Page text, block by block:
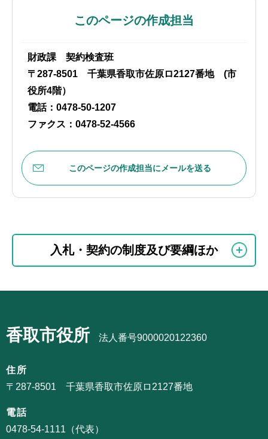
このページの作成担当
財政課 契約検査班
〒287-8501 千葉県香取市佐原ロ2127番地 (市
役所4階）
電話：0478-50-1207
ファクス：0478-52-4566
このページの作成担当にメールを送る
こ
ビ
ー
シ
ン
こ
こ
か
入札・契約の制度及び要綱ほか
ナ
ゲ
ー
ョ
ン
香取市役所 法人番号9000020122360
住所
〒287-8501 千葉県香取市佐原ロ2127番地
電話
0478-54-1111（代表）